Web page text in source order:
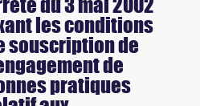
du 3 mai 2002
les conditions
souscription de
de
pratiques